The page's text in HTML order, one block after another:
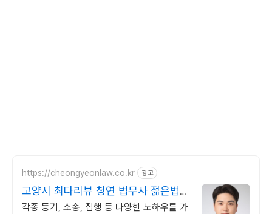
https://cheongyeonlaw.co.kr 광고
고양시 최다리뷰 청연 법무사 젊은법무
사 1:1 맞춤 해결
각종 등기, 소송, 집행 등 다양한 노하우를 가